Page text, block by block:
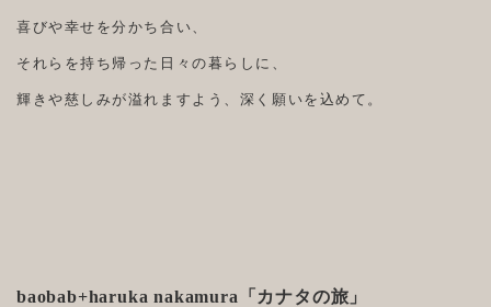
喜びや幸せを分かち合い、
それらを持ち帰った日々の暮らしに、
輝きや慈しみが溢れますよう、深く願いを込めて。
baobab+haruka nakamura「カナタの旅」